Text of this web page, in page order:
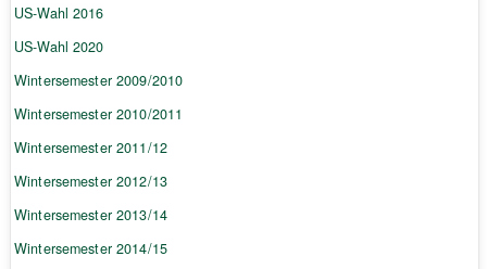
US-Wahl 2016
US-Wahl 2020
Wintersemester 2009/2010
Wintersemester 2010/2011
Wintersemester 2011/12
Wintersemester 2012/13
Wintersemester 2013/14
Wintersemester 2014/15